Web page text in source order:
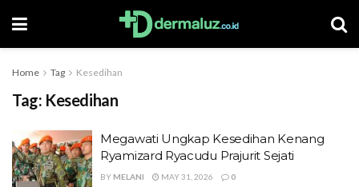
Home Tag Kesedihan
Tag: Kesedihan
Megawati Ungkap Kesedihan Kenang
Ryamizard Ryacudu Prajurit Sejati
BY MELANI MAY 31, 2026 0